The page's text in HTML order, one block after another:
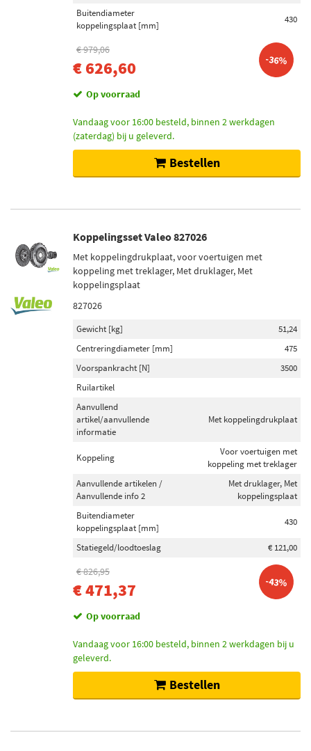
Buitendiameter
koppelingsplaat [mm]
430
€ 979,06
€ 626,60 -36%
Op voorraad
Vandaag voor 16:00 besteld, binnen 2 werkdagen
(zaterdag) bij u geleverd.
Bestellen
Koppelingsset Valeo 827026
Met koppelingdrukplaat, voor voertuigen met
koppeling met treklager, Met druklager, Met
koppelingsplaat
827026
Gewicht [kg]
51,24
Centreringdiameter [mm]
475
Voorspankracht [N]
3500
Ruilartikel
Aanvullend
artikel/aanvullende
informatie
Met koppelingdrukplaat
Koppeling
Voor voertuigen met
koppeling met treklager
Aanvullende artikelen /
Aanvullende info 2
Met druklager, Met
koppelingsplaat
Buitendiameter
koppelingsplaat [mm]
430
Statiegeld/loodtoeslag € 121,00
€ 826,95
€ 471,37 -43%
Op voorraad
Vandaag voor 16:00 besteld, binnen 2 werkdagen bij u
geleverd.
Bestellen